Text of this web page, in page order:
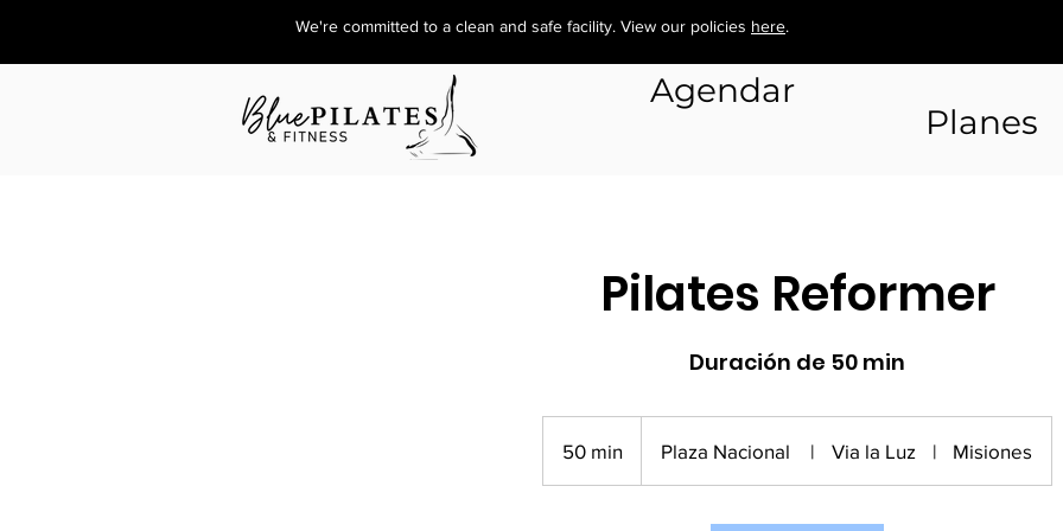
We're committed to a clean and safe facility. View our policies here
COMPRA CLASES AGENDA CLASES
We're committed to a clean and safe facility. View our policies here.
Agendar
Planes
Pilates Reformer
Duración de 50 min
50 min5
0
Plaza Nacional | Via la Luz | Misiones